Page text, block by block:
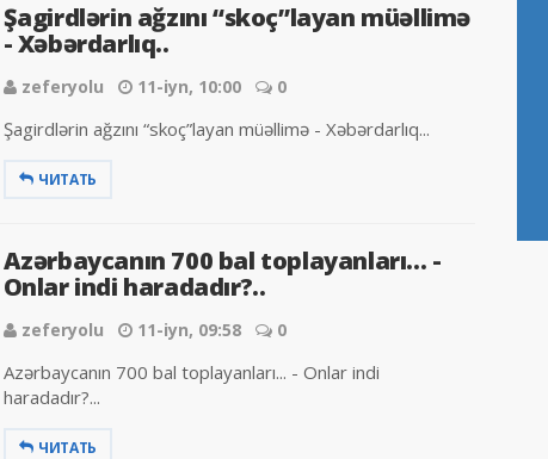
Şagirdlərin ağzını “skoç”layan müəllimə
- Xəbərdarlıq..
zeferyolu 11-iyn, 10:00 0
Şagirdlərin ağzını “skoç”layan müəllimə - Xəbərdarlıq...
ЧИТАТЬ
Azərbaycanın 700 bal toplayanları... -
Onlar indi haradadır?..
zeferyolu 11-iyn, 09:58 0
Azərbaycanın 700 bal toplayanları... - Onlar indi
haradadır?...
ЧИТАТЬ